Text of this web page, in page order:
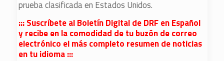
prueba clasificada en Estados Unidos.
::: Suscríbete al Boletín Digital de DRF en Español
y recibe en la comodidad de tu buzón de correo
electrónico el más completo resumen de noticias
en tu idioma :::